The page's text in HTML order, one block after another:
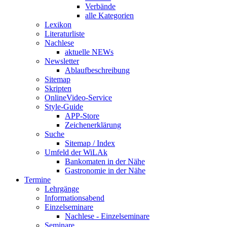
Verbände
alle Kategorien
Lexikon
Literaturliste
Nachlese
aktuelle NEWs
Newsletter
Ablaufbeschreibung
Sitemap
Skripten
OnlineVideo-Service
Style-Guide
APP-Store
Zeichenerklärung
Suche
Sitemap / Index
Umfeld der WiLAk
Bankomaten in der Nähe
Gastronomie in der Nähe
Termine
Lehrgänge
Informationsabend
Einzelseminare
Nachlese - Einzelseminare
Seminare